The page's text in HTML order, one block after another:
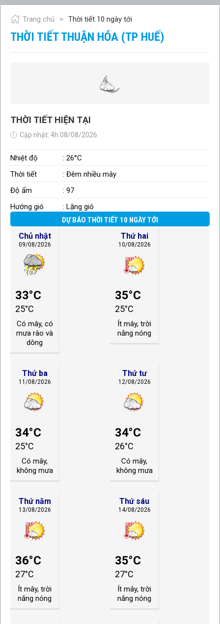
Trang chủ Thời tiết 10 ngày tới
THỜI TIẾT THUẬN HÓA (TP HUẾ)
THỜI TIẾT HIỆN TẠI
Cập nhật: 4h 08/08/2026
Nhiệt độ
: 26°C
Thời tiết
: Đêm nhiều mây
Độ ẩm
: 97
Hướng gió
: Lặng gió
DỰ BÁO THỜI TIẾT 10 NGÀY TỚI
Chủ nhật
09/08/2026
33°C
25°C
Có mây, có
mưa rào và
dông
Thứ hai
10/08/2026
35°C
25°C
Ít mây, trời
nắng nóng
Thứ ba
11/08/2026
34°C
25°C
Có mây,
không mưa
Thứ tư
12/08/2026
34°C
26°C
Có mây,
không mưa
Thứ năm
13/08/2026
36°C
27°C
Ít mây, trời
nắng nóng
Thứ sáu
14/08/2026
35°C
27°C
Ít mây, trời
nắng nóng